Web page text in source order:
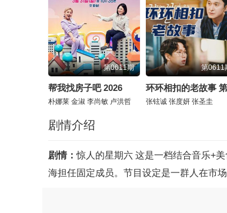
第0611期
帮我找房子吧 2026
朴娜莱 金淑 李尚敏 卢洪哲
第0611
张铉诚 张度妍 张圣圭
剧情介绍
剧情：惊人的星期六 这是一档结合音乐+
海担任固定成员。节目设定是一群人在市